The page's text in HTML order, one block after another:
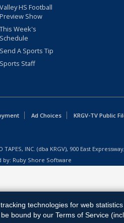
Valley HS Football
Preview Show
This Week's
Schedule
Send A Sports Tip
Sports Staff
Ad Choices KRGV-TV Public
TAPES, INC. (dba KRGV), 900 East
by: Ruby Shore Software
technologies for web
bound by our Terms of Service